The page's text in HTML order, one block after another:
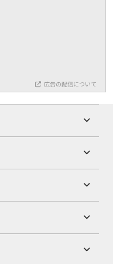
広告の配信について